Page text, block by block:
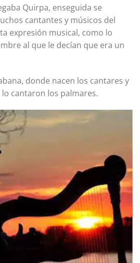
Quirpa, enseguida se
cantantes y músicos del
expresión musical, como lo
al que le decían que era un
donde nacen los cantares y
cantaron los palmares.